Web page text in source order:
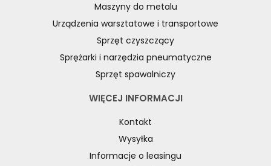
Maszyny do metalu
Urządzenia warsztatowe i transportowe
Sprzęt czyszczący
Sprężarki i narzędzia pneumatyczne
Sprzęt spawalniczy
WIĘCEJ INFORMACJI
Kontakt
Wysyłka
Informacje o leasingu